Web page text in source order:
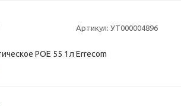
Артикул: УТ000004896
POE 55 1л Errecom